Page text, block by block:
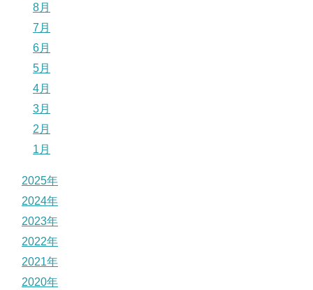
8月
7月
6月
5月
4月
3月
2月
1月
2025年
2024年
2023年
2022年
2021年
2020年